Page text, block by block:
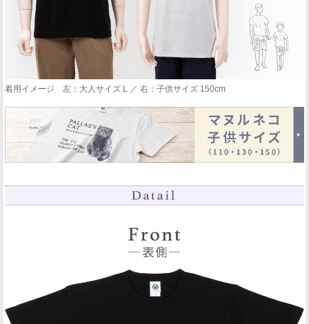
着用イメージ 左：大人サイズ L ／ 右：子供サイズ 150cm